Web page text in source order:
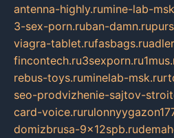
antenna-highly.rumine-lab-
3-sex-porn.ruban-damn.ru
viagra-tablet.rufasbags.ru
fincontech.ru3sexporn.ru
rebus-toys.ruminelab-msk.ru
seo-prodvizhenie-sajtov-
card-voice.ru
domizbrusa-9x12spb.ru